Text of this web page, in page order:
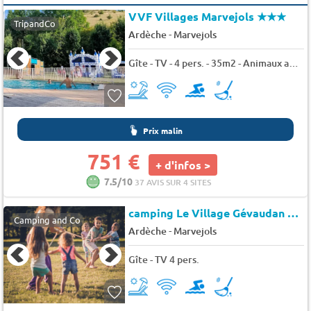
TripandCo VVF Villages Marvejols★★★
Ardèche- Marvejols
Gîte - TV - 4 pers. - 35m2 - Animaux admis
Prix malin
751 € + d'infos >
7.5/10 37 AVIS SUR 4 SITES
Camping and Co camping Le Village Gévaudan Aubrac (1596)
Ardèche- Marvejols
Gîte - TV 4 pers.